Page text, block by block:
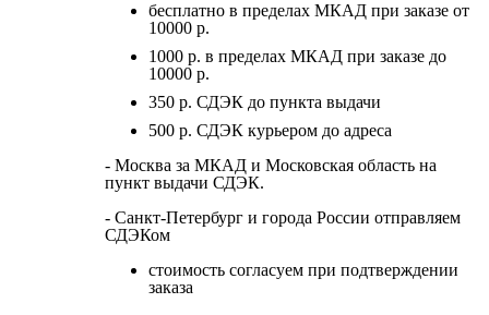
бесплатно в пределах МКАД при заказе от
10000 р.
1000 р. в пределах МКАД при заказе до
10000 р.
350 р. СДЭК до пункта выдачи
500 р. СДЭК курьером до адреса
- Москва за МКАД и Московская область на
пункт выдачи СДЭК.
- Санкт-Петербург и города России отправляем
СДЭКом
стоимость согласуем при подтверждении
заказа